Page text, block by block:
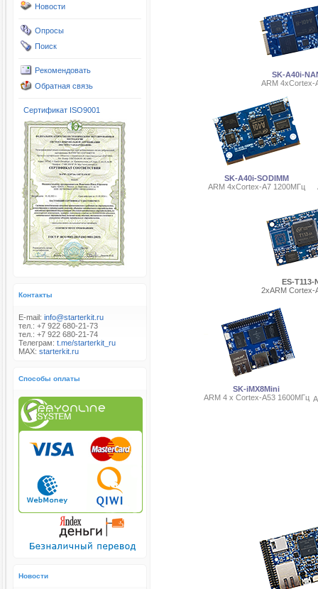
Новости
Опросы
Поиск
Рекомендовать
Обратная связь
Сертификат ISO9001
Контакты
E-mail: info@starterkit.ru
тел.: +7 922 680-21-73
тел.: +7 922 680-21-74
Телеграм: t.me/starterkit_ru
MAX: starterkit.ru
Способы оплаты
Новости
SK-A40i-
ARM 4хCortex-
SK-A40i-SODIMM
ARM 4хCortex-A7 1200МГц
ES-T113-
2xARM Cortex-
SK-iMX8Mini
ARM 4 х Cortex-A53 1600МГц